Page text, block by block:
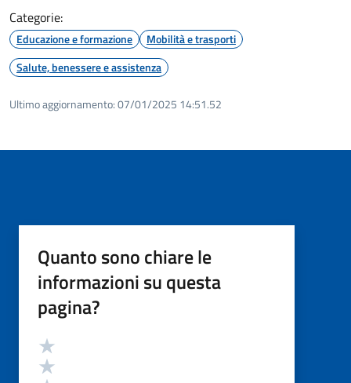
Categorie:
Educazione e formazione
Mobilità e trasporti
Salute, benessere e assistenza
Ultimo aggiornamento:07/01/2025 14:51.52
Quanto sono chiare le
informazioni su questa
pagina?
Valutazione